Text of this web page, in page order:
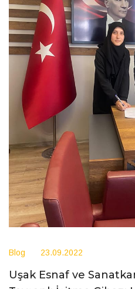
Blog 23.09.2022
Uşak Esnaf ve